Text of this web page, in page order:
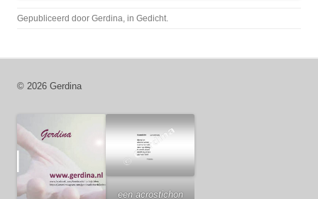
Gepubliceerd door Gerdina, in Gedicht.
© 2026 Gerdina
een acrostichon